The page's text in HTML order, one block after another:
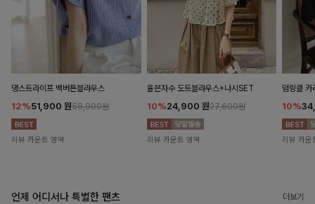
댕스트라이프 백버튼블라우스
12%51,900 원58,900원
리뷰 카운트 영역
율븐자수 도트블라우스+나시SET
10%24,900 원27,600원
리뷰 카운트 영역
덤링클 카
10%
리뷰 카운
언제 어디서나 특별한 팬츠 더보기